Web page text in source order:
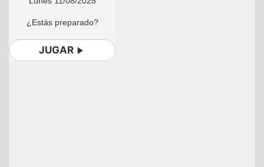
¿Estás preparado?
JUGAR